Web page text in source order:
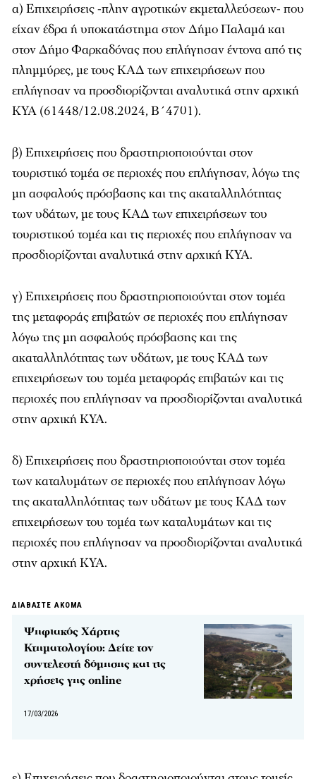
α) Επιχειρήσεις -πλην αγροτικών εκμεταλλεύσεων- που
είχαν έδρα ή υποκατάστημα στον Δήμο Παλαμά και
στον Δήμο Φαρκαδόνας που επλήγησαν έντονα από τις
πλημμύρες, με τους ΚΑΔ των επιχειρήσεων που
επλήγησαν να προσδιορίζονται αναλυτικά στην αρχική
ΚΥΑ (61448/12.08.2024, Β΄4701).
β) Επιχειρήσεις που δραστηριοποιούνται στον
τουριστικό τομέα σε περιοχές που επλήγησαν, λόγω της
μη ασφαλούς πρόσβασης και της ακαταλληλότητας
των υδάτων, με τους ΚΑΔ των επιχειρήσεων του
τουριστικού τομέα και τις περιοχές που επλήγησαν να
προσδιορίζονται αναλυτικά στην αρχική ΚΥΑ.
γ) Επιχειρήσεις που δραστηριοποιούνται στον τομέα
της μεταφοράς επιβατών σε περιοχές που επλήγησαν
λόγω της μη ασφαλούς πρόσβασης και της
ακαταλληλότητας των υδάτων, με τους ΚΑΔ των
επιχειρήσεων του τομέα μεταφοράς επιβατών και τις
περιοχές που επλήγησαν να προσδιορίζονται αναλυτικά
στην αρχική ΚΥΑ.
δ) Επιχειρήσεις που δραστηριοποιούνται στον τομέα
των καταλυμάτων σε περιοχές που επλήγησαν λόγω
της ακαταλληλότητας των υδάτων με τους ΚΑΔ των
επιχειρήσεων του τομέα των καταλυμάτων και τις
περιοχές που επλήγησαν να προσδιορίζονται αναλυτικά
στην αρχική ΚΥΑ.
ΔΙΑΒΑΣΤΕ ΑΚΟΜΑ
Ψηφιακός Χάρτης
Κτηματολογίου: Δείτε τον
συντελεστή δόμησης και τις
χρήσεις γης online
17/03/2026